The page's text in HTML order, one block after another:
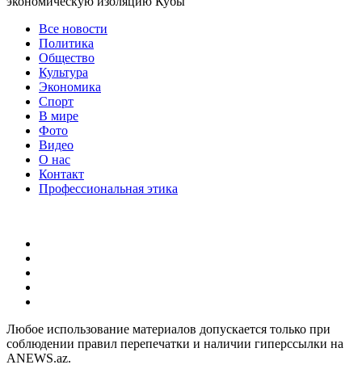
Все новости
Политика
Общество
Культура
Экономика
Спорт
В мире
Фото
Видео
О нас
Контакт
Профессиональная этика
Любое использование материалов допускается только при
соблюдении правил перепечатки и наличии гиперссылки на
ANEWS.az.